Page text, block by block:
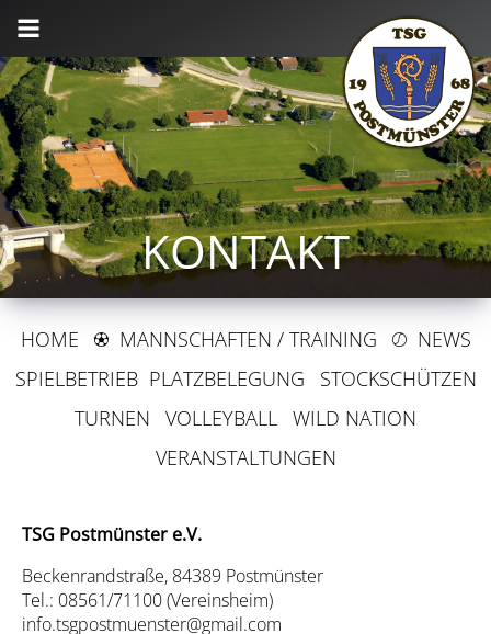
KONTAKT
HOME B MANNSCHAFTEN / TRAINING C NEWS
SPIELBETRIEB PLATZBELEGUNG
STOCKSCHÜTZEN
TURNEN
VOLLEYBALL WILD NATION
VERANSTALTUNGEN
TSG Postmünster e.V.
Beckenrandstraße, 84389 Postmünster
Tel.: 08561/71100 (Vereinsheim)
info.tsgpostmuenster@gmail.com